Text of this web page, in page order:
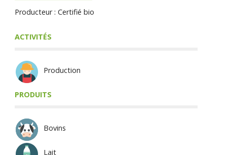
Producteur : Certifié bio
ACTIVITÉS
Production
PRODUITS
Bovins
Lait